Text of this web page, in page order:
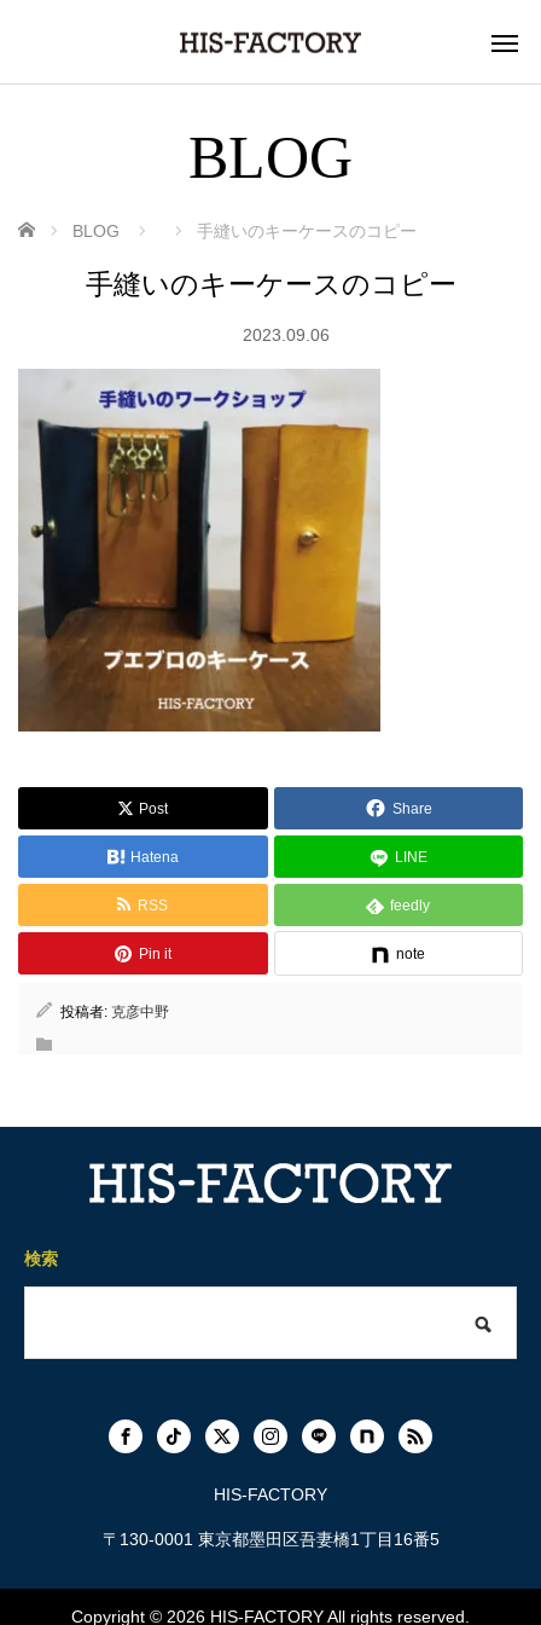
BLOG
ホーム BLOG 手縫いのキーケースのコピー
手縫いのキーケースのコピー
2023.09.06
Post Share
Hatena LINE
RSS feedly
Pin it note
投稿者: 克彦中野
検索
HIS-FACTORY
〒130-0001 東京都墨田区吾妻橋1丁目16番5
Copyright © 2026 HIS-FACTORYAll rights reserved.